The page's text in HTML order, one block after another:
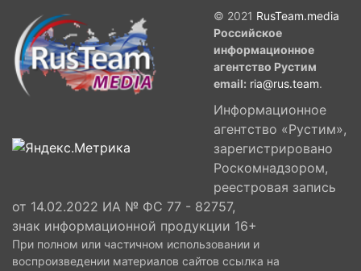
© 2021 RusTeam.media
Российское
информационное
агентство Рустим
email: ria@rus.team.
Информационное
агентство «Рустим»,
зарегистрировано
Роскомнадзором,
реестровая запись
от 14.02.2022 ИА № ФС 77 - 82757,
знак информационной продукции 16+
При полном или частичном использовании и
воспроизведении материалов сайтов ссылка на